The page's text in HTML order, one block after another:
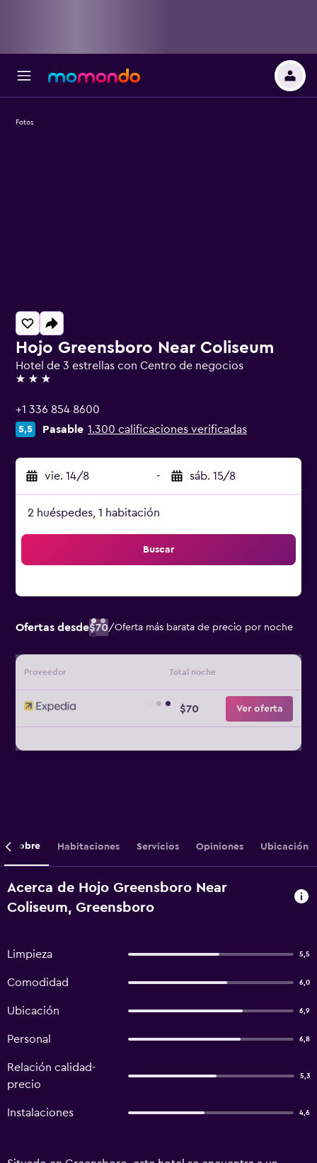
Hojo Greensboro Near Coliseum
Hotel de 3 estrellas con Centro de negocios
3 estrellas
+1 336 854 8600
5,5 Pasable 1.300 calificaciones verificadas
vie. 14/8 - sáb. 15/8
2 huéspedes, 1 habitación
Buscar
Ofertas desde$70/Oferta más barata de precio por noche
Proveedor Total noche
$70 Ver oferta
Fotos
Sobre Habitaciones Servicios Opiniones Ubicación
Acerca de Hojo Greensboro Near
Coliseum, Greensboro
Limpieza 5,5
Comodidad 6,0
Ubicación 6,9
Personal 6,8
Relación calidad-
precio
5,3
Instalaciones 4,6